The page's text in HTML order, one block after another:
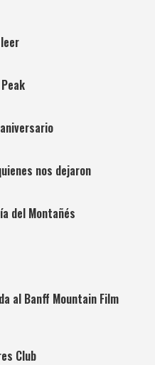
nos dejaron
del Montañés
al Banff Mountain Film
Club